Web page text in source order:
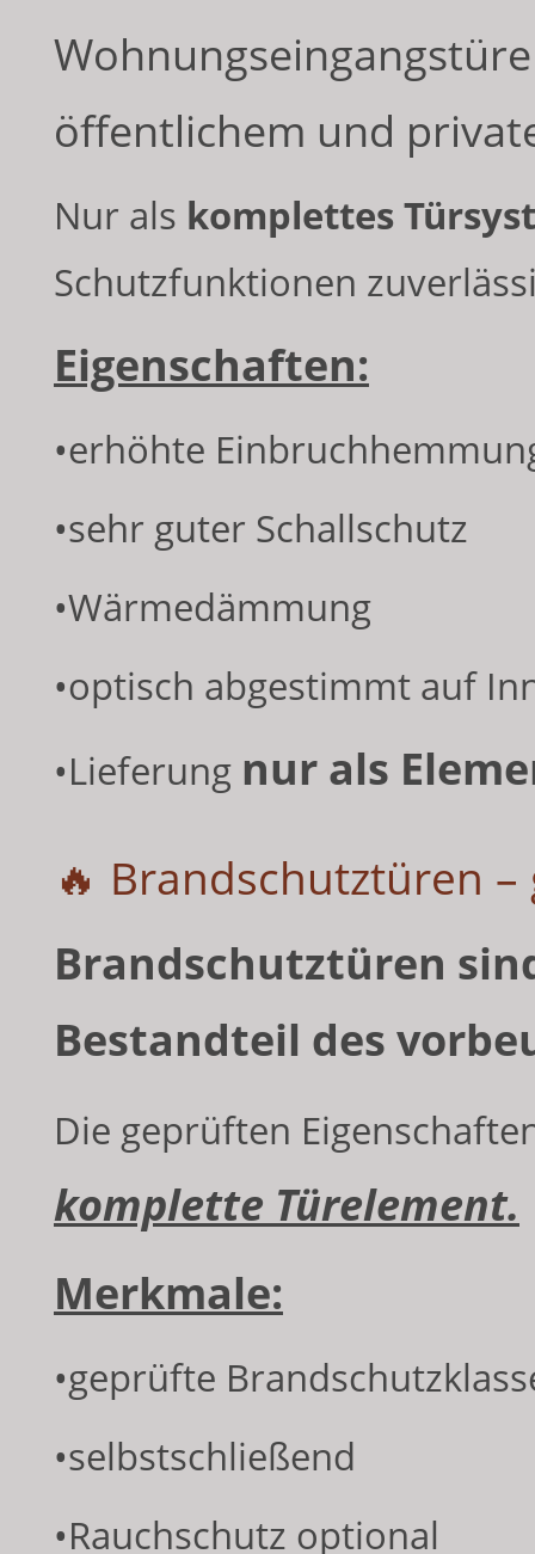
öffentlichem und
Nur als komplettes
Schutzfunktionen
Eigenschaften:
•erhöhte
•sehr guter Schallschutz
•Wärmedämmung
•optisch abgestimmt auf
•Lieferung nur als
🔥 Brandschutztüren
Brandschutztüren
Bestandteil des
Die geprüften
komplette Türelement.
Merkmale:
•geprüfte
•selbstschließend
•Rauchschutz optional